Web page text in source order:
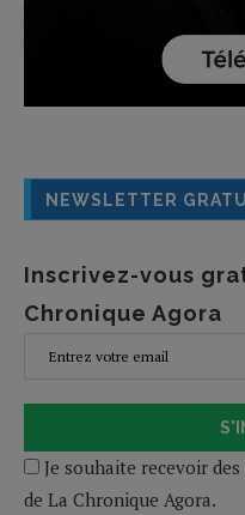
NEWSLETTER
Inscrivez-vous
Chronique Agora
Je souhaite recevoir
de La Chronique Agora.